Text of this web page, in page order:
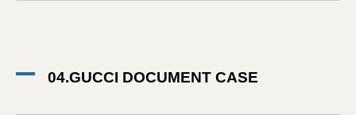
04.GUCCI DOCUMENT CASE